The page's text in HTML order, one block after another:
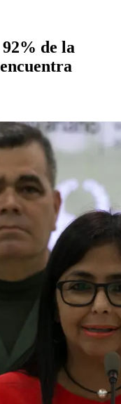
de la